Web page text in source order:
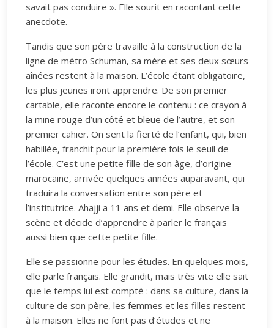
savait pas conduire ». Elle sourit en racontant cette
anecdote.
Tandis que son père travaille à la construction de la
ligne de métro Schuman, sa mère et ses deux sœurs
aînées restent à la maison. L’école étant obligatoire,
les plus jeunes iront apprendre. De son premier
cartable, elle raconte encore le contenu : ce crayon à
la mine rouge d’un côté et bleue de l’autre, et son
premier cahier. On sent la fierté de l’enfant, qui, bien
habillée, franchit pour la première fois le seuil de
l’école. C’est une petite fille de son âge, d’origine
marocaine, arrivée quelques années auparavant, qui
traduira la conversation entre son père et
l’institutrice. Ahajji a 11 ans et demi. Elle observe la
scène et décide d’apprendre à parler le français
aussi bien que cette petite fille.
Elle se passionne pour les études. En quelques mois,
elle parle français. Elle grandit, mais très vite elle sait
que le temps lui est compté : dans sa culture, dans la
culture de son père, les femmes et les filles restent
à la maison. Elles ne font pas d’études et ne